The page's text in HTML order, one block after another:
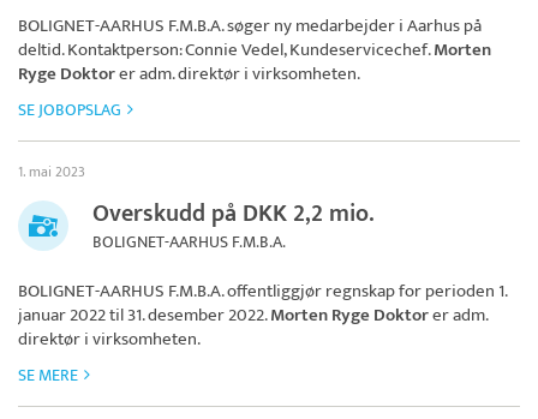
BOLIGNET-AARHUS F.M.B.A.søger ny medarbejder i Aarhus på
deltid. Kontaktperson: Connie Vedel, Kundeservicechef.Morten
Ryge Doktorer adm. direktør i virksomheten.
SE JOBOPSLAG
1. mai 2023
Overskudd på DKK 2,2 mio.
BOLIGNET-AARHUS F.M.B.A.
BOLIGNET-AARHUS F.M.B.A.offentliggjør regnskap for perioden 1.
januar 2022 til 31. desember 2022.Morten Ryge Doktorer adm.
direktør i virksomheten.
SE MERE